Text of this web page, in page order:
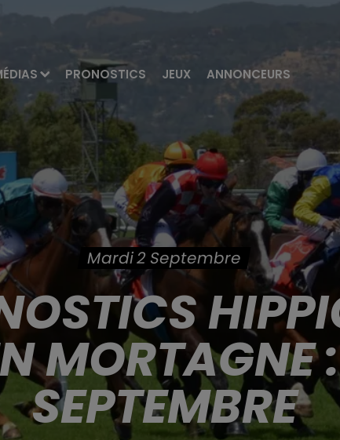
PRONOSTICS JEUX ANNONCEURS
Mardi 2 Septembre
MORTAGNE
SEPTEMBRE